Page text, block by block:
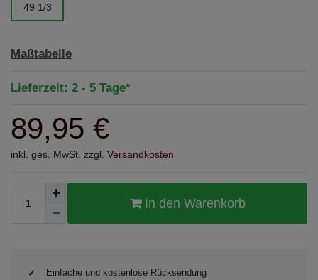
49 1/3
Maßtabelle
Lieferzeit: 2 - 5 Tage*
89,95 €
inkl. ges. MwSt. zzgl. Versandkosten
In den Warenkorb
Einfache und kostenlose Rücksendung